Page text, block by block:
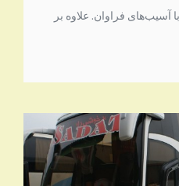
آسیب‌های فراوان. علاوه بر